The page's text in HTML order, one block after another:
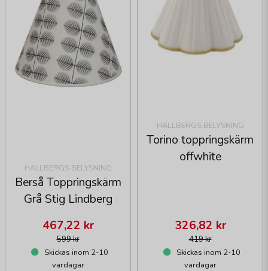
HALLBERGS BELYSNING
Berså Toppringskärm
Grå Stig Lindberg
599 kr
467,22 kr
Skickas inom 2-10
vardagar
HALLBERGS BELYSNING
Torino toppringskärm
offwhite
419 kr
326,82 kr
Skickas inom 2-10
vardagar